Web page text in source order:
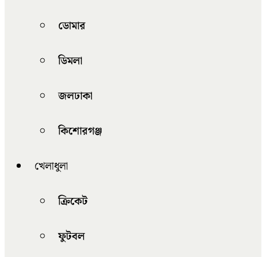
ডোমার
ডিমলা
জলঢাকা
কিশোরগঞ্জ
খেলাধুলা
ক্রিকেট
ফুটবল